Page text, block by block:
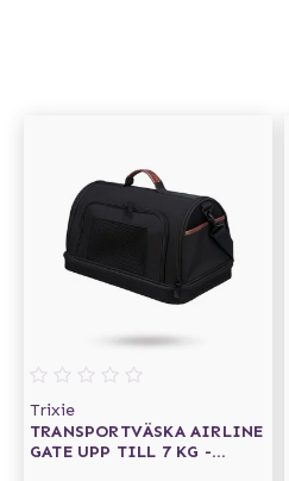
Trixie
TRANSPORTVÄSKA AIRLINE
GATE UPP TILL 7 KG -